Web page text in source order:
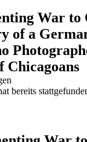
War to
of a
Chicagoans
bereits